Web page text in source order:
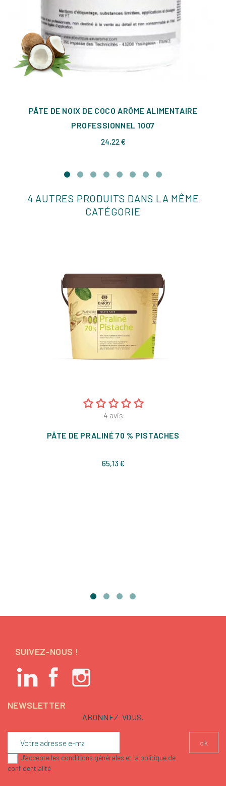
PÂTE DE NOIX DE COCO ARÔME ALIMENTAIRE
PROFESSIONNEL 1007
24,22 €Prix
4 AUTRES PRODUITS DANS LA MÊME
CATÉGORIE
4 avis
PÂTE DE PRALINÉ 70 % PISTACHES
65,13 €Prix
SUIVEZ-NOUS !
NEWSLETTER
ABONNEZ-VOUS.
J'accepte les conditions générales et la politique de
confidentialité